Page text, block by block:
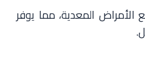
المعدية، مما يوفر